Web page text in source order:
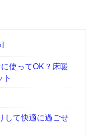
]
使ってOK？床暖
ト
して快適に過ごせ